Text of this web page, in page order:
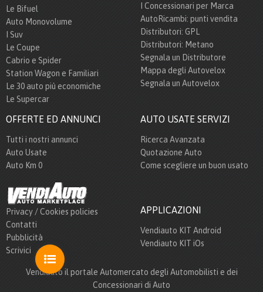
Le Bifuel
Auto Monovolume
I Suv
Le Coupe
Cabrio e Spider
Station Wagon e Familiari
Le 30 auto più economiche
Le Supercar
I Concessionari per Marca
AutoRicambi: punti vendita
Distributori: GPL
Distributori: Metano
Segnala un Distributore
Mappa degli Autovelox
Segnala un Autovelox
OFFERTE ED ANNUNCI
Tutti i nostri annunci
Auto Usate
Auto Km 0
AUTO USATE SERVIZI
Ricerca Avanzata
Quotazione Auto
Come scegliere un buon usato
Privacy / Cookies policies
Contatti
Pubblicità
Scrivici
APPLICAZIONI
Vendiauto KIT Android
Vendiauto KIT iOs
Vendiauto il portale Automercato degli Automobilisti e dei
Concessionari di Auto